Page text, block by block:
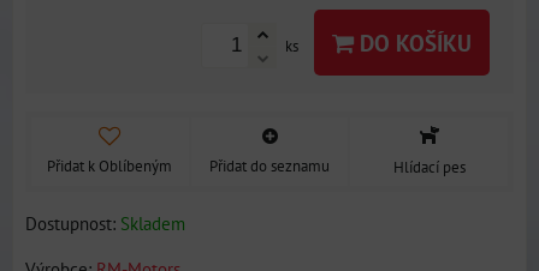
ks DO KOŠÍKU
Přidat k Oblíbeným Přidat do seznamu Hlídací pes
Dostupnost: Skladem